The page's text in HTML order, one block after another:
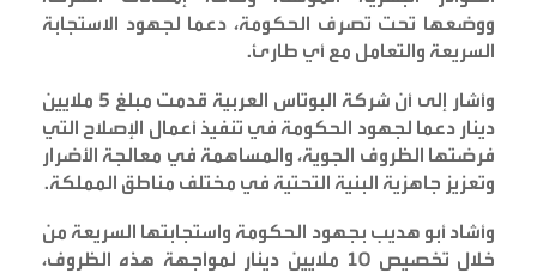
ووضعها تحت تصرف الحكومة، دعما لجهود الاستجابة
السريعة والتعامل مع أي طارئ.
وأشار إلى أن شركة البوتاس العربية قدمت مبلغ 5 ملايين
دينار دعما لجهود الحكومة في تنفيذ أعمال الإصلاح التي
فرضتها الظروف الجوية، والمساهمة في معالجة الأضرار
وتعزيز جاهزية البنية التحتية في مختلف مناطق المملكة.
وأشاد أبو هديب بجهود الحكومة واستجابتها السريعة من
خلال تخصيص 10 ملايين دينار لمواجهة هذه الظروف،